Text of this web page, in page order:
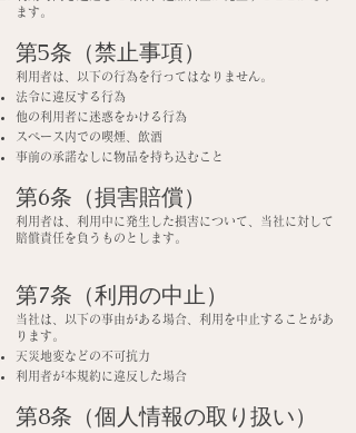
ます。
第5条（禁止事項）
利用者は、以下の行為を行ってはなりません。
法令に違反する行為
他の利用者に迷惑をかける行為
スペース内での喫煙、飲酒
事前の承諾なしに物品を持ち込むこと
第6条（損害賠償）
利用者は、利用中に発生した損害について、当社に対して
賠償責任を負うものとします。
第7条（利用の中止）
当社は、以下の事由がある場合、利用を中止することがあ
ります。
天災地変などの不可抗力
利用者が本規約に違反した場合
第8条（個人情報の取り扱い）